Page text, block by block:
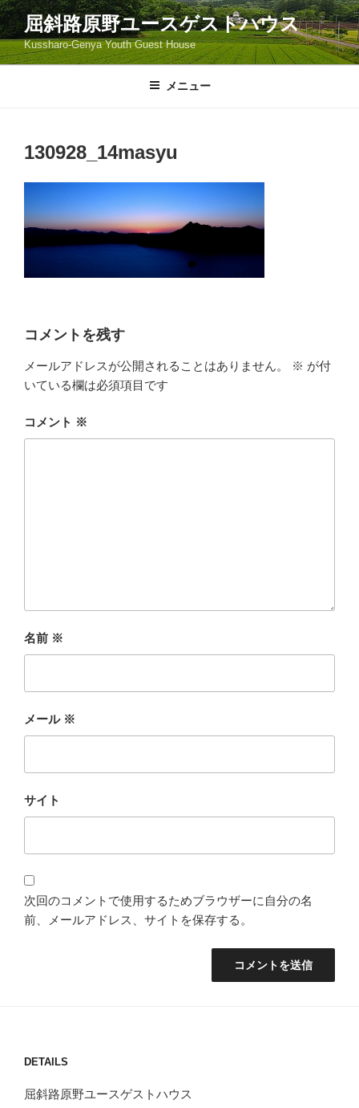
コ
ン
テ
ン
屈斜路原野ユースゲストハウス
Kussharo-Genya Youth Guest House
メニュー
130928_14masyu
コメントを残す
メールアドレスが公開されることはありません。 ※ が付
いている欄は必須項目です
コメント ※
名前 ※
メール ※
サイト
次回のコメントで使用するためブラウザーに自分の名
前、メールアドレス、サイトを保存する。
DETAILS
屈斜路原野ユースゲストハウス